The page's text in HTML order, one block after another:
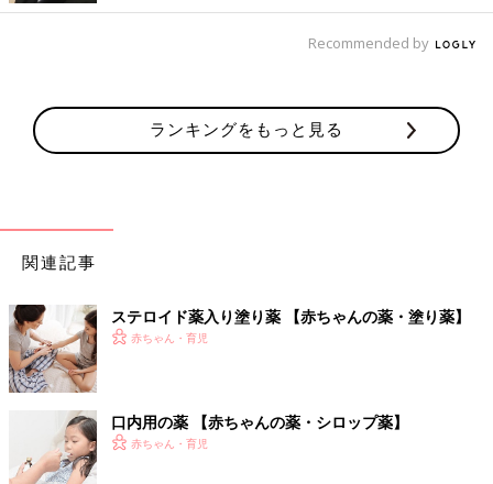
・点眼薬の種類
子のコミュニケーション
Recommended by
ランキングをもっと見る
関連記事
ステロイド薬入り塗り薬 【赤ちゃんの薬・塗り薬】
赤ちゃん・育児
口内用の薬 【赤ちゃんの薬・シロップ薬】
赤ちゃん・育児